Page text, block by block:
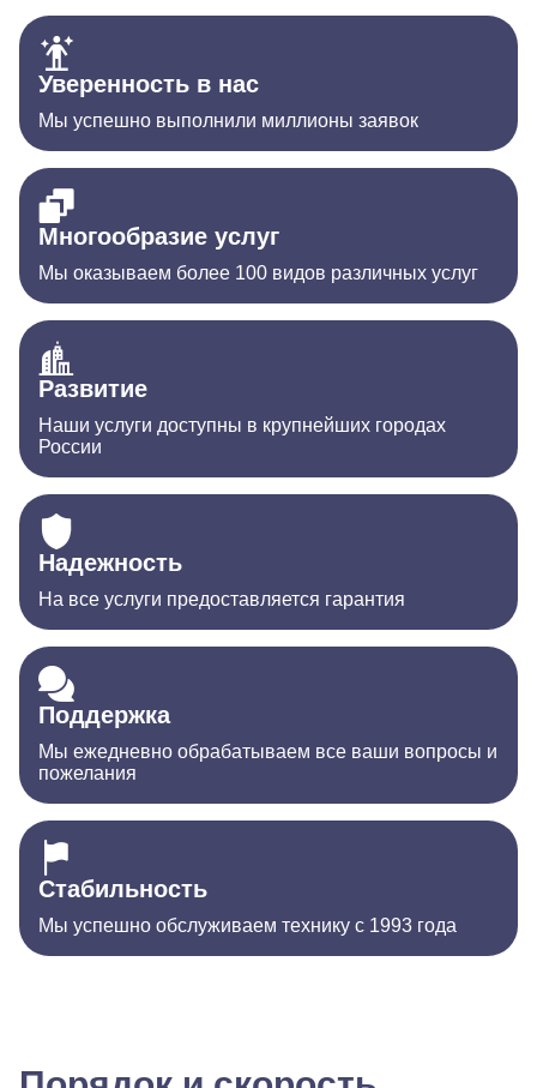
Уверенность в нас
Мы успешно выполнили миллионы заявок
Многообразие услуг
Мы оказываем более 100 видов различных услуг
Развитие
Наши услуги доступны в крупнейших городах
России
Надежность
На все услуги предоставляется гарантия
Поддержка
Мы ежедневно обрабатываем все ваши вопросы и
пожелания
Стабильность
Мы успешно обслуживаем технику с 1993 года